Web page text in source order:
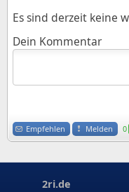
Es sind derzeit keine
Dein Kommentar
Empfehlen Melden 0
2ri.de